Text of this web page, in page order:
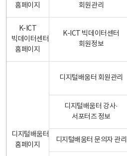
홈페이지
회원관리
K-ICT
빅데이터센터
홈페이지
K-ICT 빅데이터센터
회원정보
디지털배움터
홈페이지
디지털배움터 회원관리
디지털배움터 강사·
서포터즈 정보
디지털배움터 문의자 관리